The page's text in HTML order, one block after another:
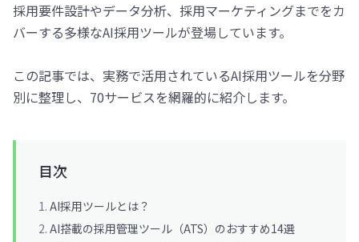
採用要件設計やデータ分析、採用マーケティングまでをカ
バーする多様なAI採用ツールが登場しています。
この記事では、実務で活用されているAI採用ツールを分野
別に整理し、70サービスを網羅的に紹介します。
目次
AI採用ツールとは？
AI搭載の採用管理ツール（ATS）のおすすめ14選